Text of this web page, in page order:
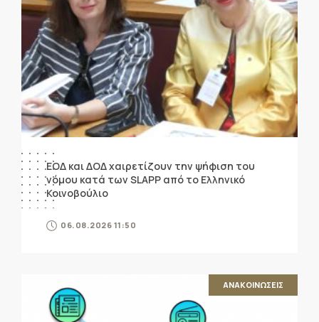
ΕΟΔ και ΔΟΔ χαιρετίζουν την ψήφιση του
νόμου κατά των SLAPP από το Ελληνικό
Κοινοβούλιο
06.08.2026 11:50
ΑΝΑΚΟΙΝΩΣΕΙΣ